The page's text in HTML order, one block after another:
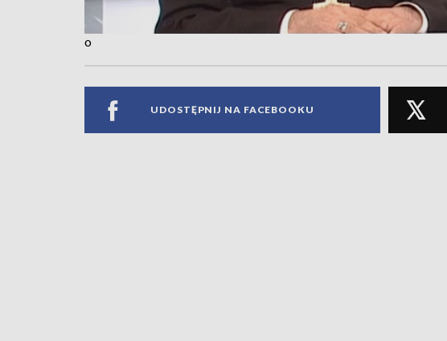
o
UDOSTĘPNIJ NA FACEBOOKU